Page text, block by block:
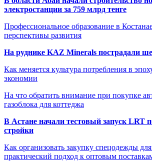
электростанции за 759 млрд тенге
Профессиональное образование в
перспективы развития
На руднике KAZ Minerals пострадали
Как меняется культура потребления в
экономии
На что обратить внимание при покупке
газоблока для коттеджа
В Астане начали тестовый запуск LRT
стройки
Как организовать закупку спецодежды
практический подход к оптовым